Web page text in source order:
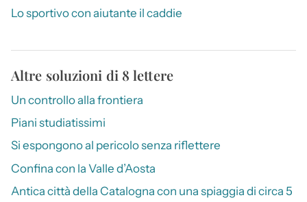
Lo sportivo con aiutante il caddie
Altre soluzioni di 8 lettere
Un controllo alla frontiera
Piani studiatissimi
Si espongono al pericolo senza riflettere
Confina con la Valle d’Aosta
Antica città della Catalogna con una spiaggia di circa 5